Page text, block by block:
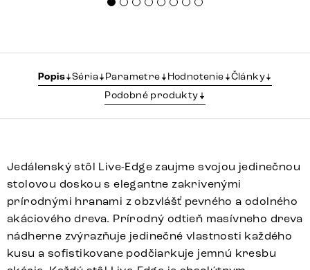
Popis Séria Parametre Hodnotenie
Články
Podobné produkty
Jedálenský stôl Live-Edge zaujme svojou jedinečnou
stolovou doskou s elegantne zakrivenými
prírodnými hranami z obzvlášť pevného a odolného
akáciového dreva. Prírodný odtieň masívneho dreva
nádherne zvýrazňuje jedinečné vlastnosti každého
kusu a sofistikovane podčiarkuje jemnú kresbu